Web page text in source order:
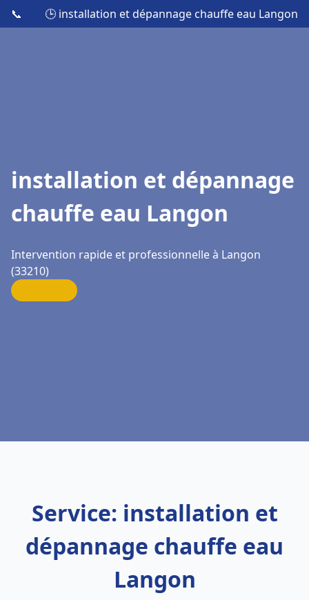
📞 🕒 installation et dépannage chauffe eau Langon
installation et dépannage
chauffe eau Langon
Intervention rapide et professionnelle à Langon
(33210)
Service: installation et
dépannage chauffe eau
Langon